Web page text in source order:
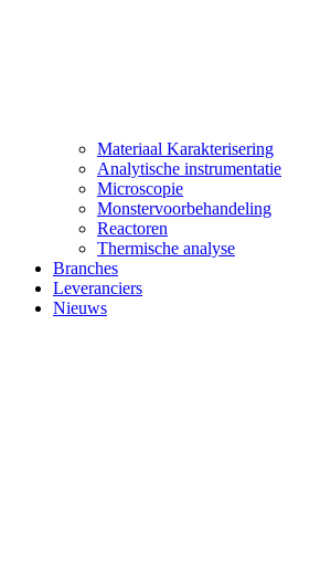
Materiaal Karakterisering
Analytische instrumentatie
Microscopie
Monstervoorbehandeling
Reactoren
Thermische analyse
Branches
Leveranciers
Nieuws